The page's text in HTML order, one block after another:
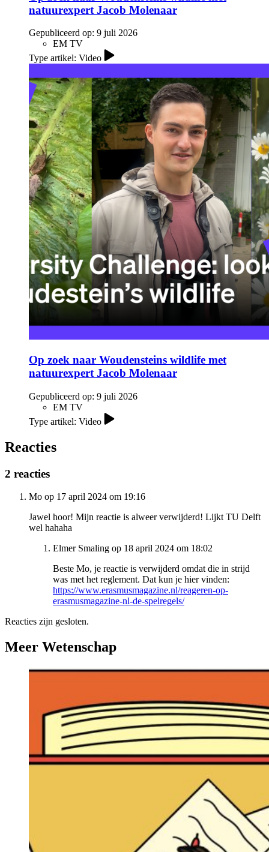
natuurexpert Jacob Molenaar
Gepubliceerd op: 9 juli 2026
EM TV
Type artikel: Video
Op zoek naar Woudensteins wildlife met
natuurexpert Jacob Molenaar
Gepubliceerd op: 9 juli 2026
EM TV
Type artikel: Video
Reacties
2 reacties
Mo op 17 april 2024 om 19:16
Jawel hoor! Mijn reactie is alweer verwijderd! Lijkt TU Delft
wel hahaha
Elmer Smaling op 18 april 2024 om 18:02
Beste Mo, je reactie is verwijderd omdat die in strijd
was met het reglement. Dat kun je hier vinden:
https://www.erasmusmagazine.nl/reageren-op-
erasmusmagazine-nl-de-spelregels/
Reacties zijn gesloten.
Meer Wetenschap